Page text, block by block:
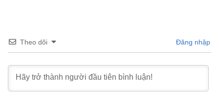
Theo dõi Đăng nhập